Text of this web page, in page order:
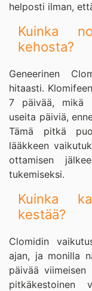
helposti ilman,
Kuinka
kehosta?
Geneerinen
hitaasti.
7 päivää, mikä
useita päiviä,
Tämä pitkä
lääkkeen
ottamisen
tukemiseksi.
Kuinka
kestää?
Clomidin
ajan, ja monilla
päivää viimeisen
pitkäkestoinen